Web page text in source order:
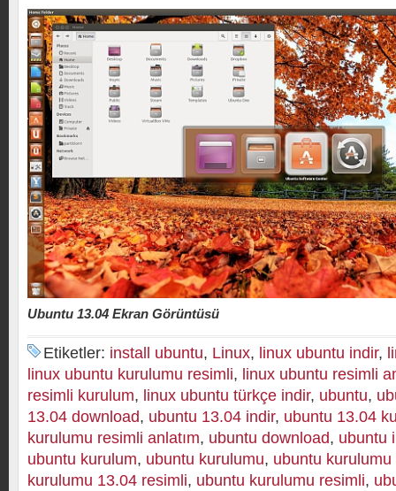
Ubuntu 13.04 Ekran Görüntüsü
Etiketler: install ubuntu, Linux, linux ubuntu indir,
linux ubuntu kurulumu resimli, linux ubuntu resimli
resimli kurulum, linux ubuntu türkçe indir, ubuntu,
13.04 download, ubuntu 13.04 indir, ubuntu 13.04
kurulumu resimli anlatım, ubuntu download, ubuntu
ubuntu kurulum, ubuntu kurulumu, ubuntu kurulumu
kurulumu 13.04 resimli, ubuntu kurulumu resimli,